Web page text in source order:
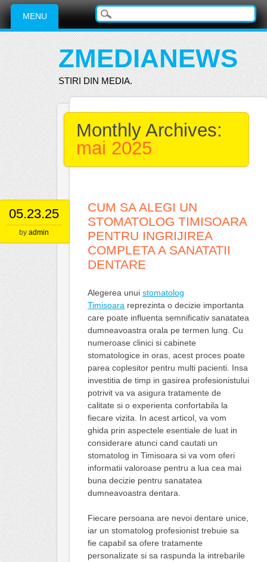
Main menu
Skip
content
MENU
ZMEDIANEWS
STIRI DIN MEDIA.
Monthly Archives:
mai 2025
05.23.25
by admin
CUM SA ALEGI UN
STOMATOLOG TIMISOARA
PENTRU INGRIJIREA
COMPLETA A SANATATII
DENTARE
Alegerea unui stomatolog
Timisoara reprezinta o decizie importanta
care poate influenta semnificativ sanatatea
dumneavoastra orala pe termen lung. Cu
numeroase clinici si cabinete
stomatologice in oras, acest proces poate
parea coplesitor pentru multi pacienti. Insa
investitia de timp in gasirea profesionistului
potrivit va va asigura tratamente de
calitate si o experienta confortabila la
fiecare vizita. In acest articol, va vom
ghida prin aspectele esentiale de luat in
considerare atunci cand cautati un
stomatolog in Timisoara si va vom oferi
informatii valoroase pentru a lua cea mai
buna decizie pentru sanatatea
dumneavoastra dentara.
Fiecare persoana are nevoi dentare unice,
iar un stomatolog profesionist trebuie sa
fie capabil sa ofere tratamente
personalizate si sa raspunda la intrebarile